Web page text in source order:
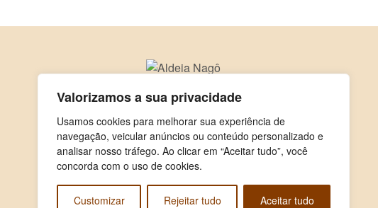
Valorizamos a sua privacidade
Usamos cookies para melhorar sua experiência de
navegação, veicular anúncios ou conteúdo personalizado e
analisar nosso tráfego. Ao clicar em “Aceitar tudo”, você
concorda com o uso de cookies.
Customizar Rejeitar tudo Aceitar tudo